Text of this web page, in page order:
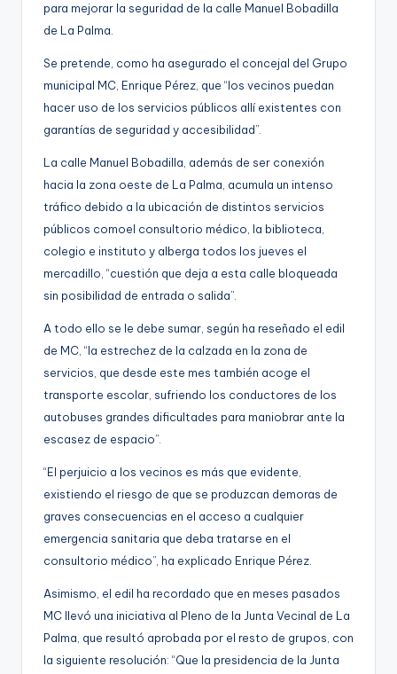
para mejorar la seguridad de la calle Manuel Bobadilla
de La Palma.
Se pretende, como ha asegurado el concejal del Grupo
municipal MC, Enrique Pérez, que “los vecinos puedan
hacer uso de los servicios públicos allí existentes con
garantías de seguridad y accesibilidad”.
La calle Manuel Bobadilla, además de ser conexión
hacia la zona oeste de La Palma, acumula un intenso
tráfico debido a la ubicación de distintos servicios
públicos comoel consultorio médico, la biblioteca,
colegio e instituto y alberga todos los jueves el
mercadillo, “cuestión que deja a esta calle bloqueada
sin posibilidad de entrada o salida”.
A todo ello se le debe sumar, según ha reseñado el edil
de MC, “la estrechez de la calzada en la zona de
servicios, que desde este mes también acoge el
transporte escolar, sufriendo los conductores de los
autobuses grandes dificultades para maniobrar ante la
escasez de espacio”.
“El perjuicio a los vecinos es más que evidente,
existiendo el riesgo de que se produzcan demoras de
graves consecuencias en el acceso a cualquier
emergencia sanitaria que deba tratarse en el
consultorio médico”, ha explicado Enrique Pérez.
Asimismo, el edil ha recordado que en meses pasados
MC llevó una iniciativa al Pleno de la Junta Vecinal de La
Palma, que resultó aprobada por el resto de grupos, con
la siguiente resolución: “Que la presidencia de la Junta